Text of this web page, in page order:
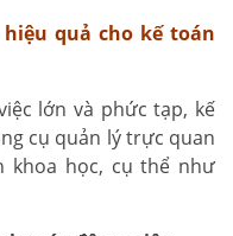
quả cho kế toán
lớn và phức tạp, kế
cụ quản lý trực quan
khoa học, cụ thể như